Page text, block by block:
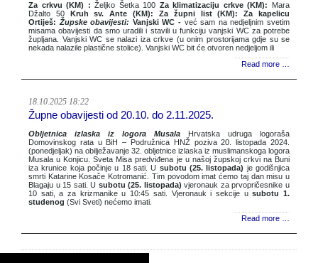
Za crkvu (KM) :Željko Šetka 100 Za klimatizaciju crkve (KM): Mara
Džalto 50
Kruh sv. Ante (KM): Za župni list (KM): Za kapelicu
Ortiješ: Župske obavijesti: Vanjski WC - već sam na nedjeljnim svetim
misama obavijesti da smo uradili i stavili u funkciju vanjski WC za potrebe
župljana. Vanjski WC se nalazi iza crkve (u onim prostorijama gdje su se
nekada nalazile plastične stolice). Vanjski WC bit će otvoren nedjeljom ili
Read more …
18.10.2025 18:22
Župne obavijesti od 20.10. do 2.11.2025.
Obljetnica izlaska iz logora Musala Hrvatska udruga logoraša
Domovinskog rata u BiH – Podružnica HNŽ poziva 20. listopada 2024.
(ponedjeljak) na obilježavanje 32. obljetnice izlaska iz muslimanskoga logora
Musala u Konjicu. Sveta Misa predviđena je u našoj župskoj crkvi na Buni
iza krunice koja počinje u 18 sati. U subotu (25. listopada) je godišnjica
smrti Katarine Kosače Kotromanić. Tim povodom imat ćemo taj dan misu u
Blagaju u 15 sati. U subotu (25. listopada)vjero­nauk za prvopričesnike u
10 sati, a za krizmanike u 10:45 sati. Vjeronauk i sekcije usubotu 1.
studenog (Svi Sveti) nećemo imati.
Read more …